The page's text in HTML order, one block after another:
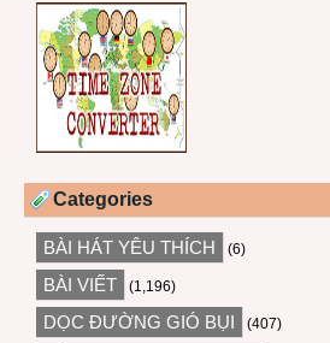
Categories
BÀI HÁT YÊU THÍCH (6)
BÀI VIẾT (1,196)
DỌC ĐƯỜNG GIÓ BỤI (407)